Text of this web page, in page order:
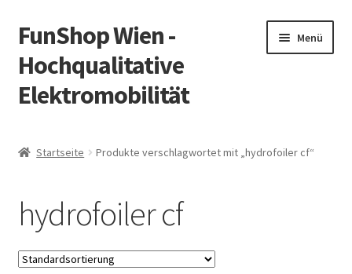
Zur
Navigation
springen
Zum
Inhalt
springen
FunShop Wien -
Hochqualitative
Elektromobilität
Menü
öffnen
Vorsicht Internetbetrug
Über FunShop
Startseite Produkte verschlagwortet mit „hydrofoiler cf“
hydrofoiler cf